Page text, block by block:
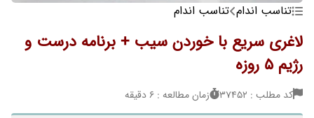
تناسب اندام تناسب اندام
لاغری سریع با خوردن سیب + برنامه درست و
رژیم 5 روزه
کد مطلب : 37452 زمان مطالعه : 6 دقیقه